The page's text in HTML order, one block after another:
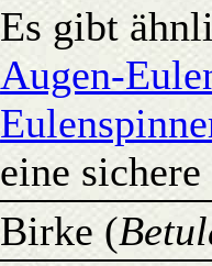
Es gibt
Augen-
eine
Birke (